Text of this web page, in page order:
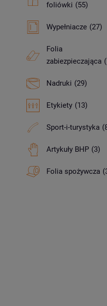
foliówki (55)
Wypełniacze (27)
Folia
zabiezpieczająca
Nadruki (29)
Etykiety (13)
Sport-i-turystyka
Artykuły BHP (3)
Folia spożywcza